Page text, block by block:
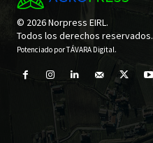
© 2026 Norpress EIRL.
Todos los derechos reservados.
Potenciado porTÁVARA Digital.